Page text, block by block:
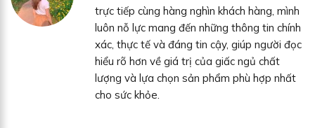
trực tiếp cùng hàng nghìn khách hàng, mình
luôn nỗ lực mang đến những thông tin chính
xác, thực tế và đáng tin cậy, giúp người đọc
hiểu rõ hơn về giá trị của giấc ngủ chất
lượng và lựa chọn sản phẩm phù hợp nhất
cho sức khỏe.